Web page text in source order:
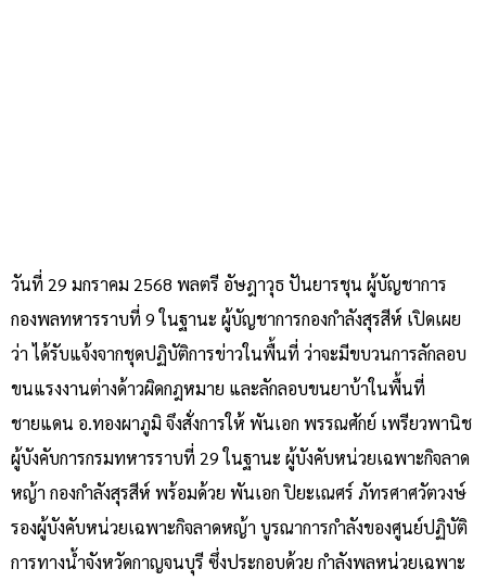
วันที่ 29 มกราคม 2568 พลตรี อัษฎาวุธ ปันยารชุน ผู้บัญชาการ
กองพลทหารราบที่ 9 ในฐานะ ผู้บัญชาการกองกำลังสุรสีห์ เปิดเผย
ว่า ได้รับแจ้งจากชุดปฏิบัติการข่าวในพื้นที่ ว่าจะมีขบวนการลักลอบ
ขนแรงงานต่างด้าวผิดกฎหมาย และลักลอบขนยาบ้าในพื้นที่
ชายแดน อ.ทองผาภูมิ จึงสั่งการให้ พันเอก พรรณศักย์ เพรียวพานิช
ผู้บังคับการกรมทหารราบที่ 29 ในฐานะ ผู้บังคับหน่วยเฉพาะกิจลาด
หญ้า กองกำลังสุรสีห์ พร้อมด้วย พันเอก ปิยะเณศร์ ภัทรศาศวัตวงษ์
รองผู้บังคับหน่วยเฉพาะกิจลาดหญ้า บูรณาการกำลังของศูนย์ปฏิบัติ
การทางน้ำจังหวัดกาญจนบุรี ซึ่งประกอบด้วย กำลังพลหน่วยเฉพาะ